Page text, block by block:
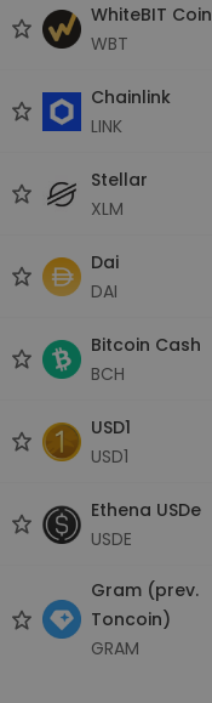
WhiteBIT Coin
WBT
Chainlink
LINK
Stellar
XLM
Dai
DAI
Bitcoin Cash
BCH
USD1
USD1
Ethena USDe
USDE
Gram (prev.
Toncoin)
GRAM